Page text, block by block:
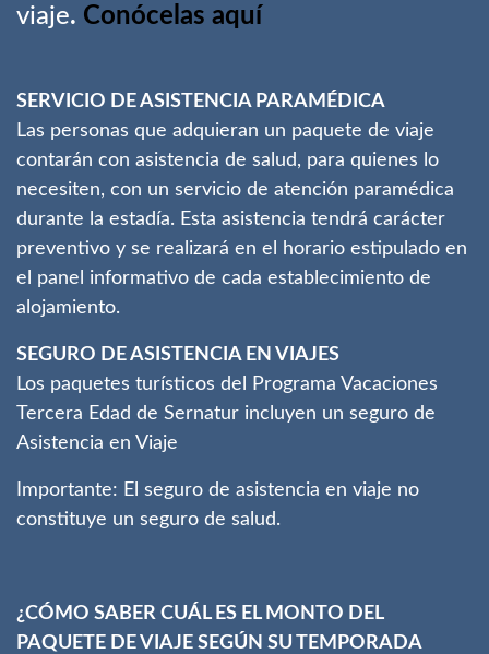
viaje. Conócelas aquí
SERVICIO DE ASISTENCIA PARAMÉDICA
Las personas que adquieran un paquete de viaje
contarán con asistencia de salud, para quienes lo
necesiten, con un servicio de atención paramédica
durante la estadía. Esta asistencia tendrá carácter
preventivo y se realizará en el horario estipulado en
el panel informativo de cada establecimiento de
alojamiento.
SEGURO DE ASISTENCIA EN VIAJES
Los paquetes turísticos del Programa Vacaciones
Tercera Edad de Sernatur incluyen un seguro de
Asistencia en Viaje
Importante: El seguro de asistencia en viaje no
constituye un seguro de salud.
¿CÓMO SABER CUÁL ES EL MONTO DEL
PAQUETE DE VIAJE SEGÚN SU TEMPORADA